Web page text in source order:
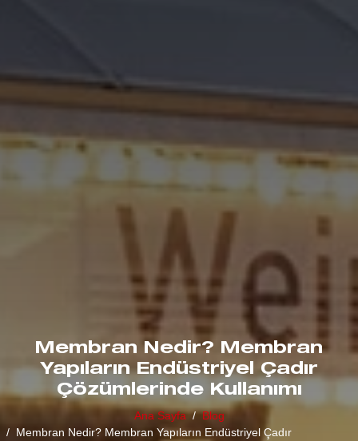
Membran Nedir? Membran
Yapıların Endüstriyel Çadır
Çözümlerinde Kullanımı
Ana Sayfa
Blog
Membran Nedir? Membran Yapıların Endüstriyel Çadır